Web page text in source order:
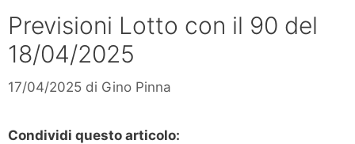
Previsioni Lotto con il 90 del
18/04/2025
17/04/2025 di Gino Pinna
Condividi questo articolo: